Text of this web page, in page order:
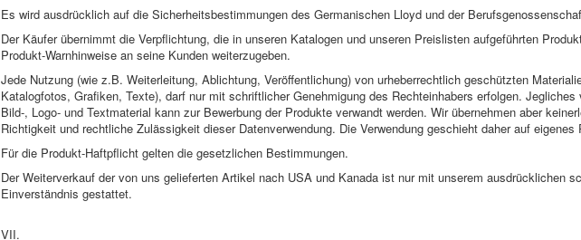
Es wird ausdrücklich auf die Sicherheitsbestimmungen des Germanischen Lloyd und der
Der Käufer übernimmt die Verpflichtung, die in unseren Katalogen und unseren Preislisten aufgeführten
Produkt-Warnhinweise an seine Kunden weiterzugeben.
Jede Nutzung (wie z.B. Weiterleitung, Ablichtung, Veröffentlichung) von urheberrechtlich geschützten
Katalogfotos, Grafiken, Texte), darf nur mit schriftlicher Genehmigung des Rechteinhabers erfolgen.
Bild-, Logo- und Textmaterial kann zur Bewerbung der Produkte verwandt werden. Wir übernehmen aber
Richtigkeit und rechtliche Zulässigkeit dieser Datenverwendung. Die Verwendung geschieht daher auf eigenes
Für die Produkt-Haftpflicht gelten die gesetzlichen Bestimmungen.
Der Weiterverkauf der von uns gelieferten Artikel nach USA und Kanada ist nur mit unserem ausdrücklichen
Einverständnis gestattet.
VII.